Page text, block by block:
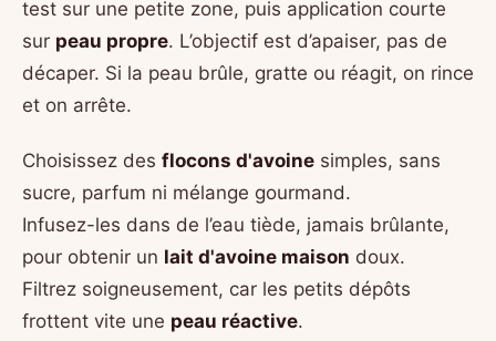
test sur une petite zone, puis application courte
sur peau propre. L’objectif est d’apaiser, pas de
décaper. Si la peau brûle, gratte ou réagit, on rince
et on arrête.
Choisissez des flocons d'avoine simples, sans
sucre, parfum ni mélange gourmand.
Infusez-les dans de l’eau tiède, jamais brûlante,
pour obtenir un lait d'avoine maison doux.
Filtrez soigneusement, car les petits dépôts
frottent vite une peau réactive.